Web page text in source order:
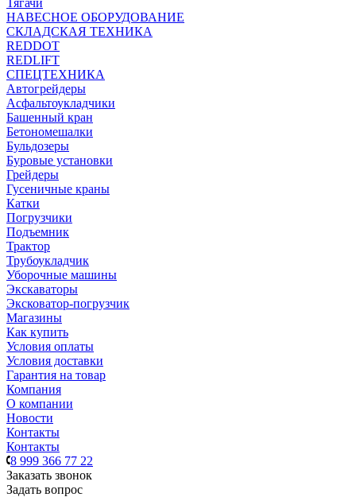
Тягачи
НАВЕСНОЕ ОБОРУДОВАНИЕ
СКЛАДСКАЯ ТЕХНИКА
REDDOT
REDLIFT
СПЕЦТЕХНИКА
Автогрейдеры
Асфальтоукладчики
Башенный кран
Бетономешалки
Бульдозеры
Буровые установки
Грейдеры
Гусеничные краны
Катки
Погрузчики
Подъемник
Трактор
Трубоукладчик
Уборочные машины
Экскаваторы
Эксковатор-погрузчик
Магазины
Как купить
Условия оплаты
Условия доставки
Гарантия на товар
Компания
О компании
Новости
Контакты
Контакты
8 999 366 77 22
Заказать звонок
Задать вопрос